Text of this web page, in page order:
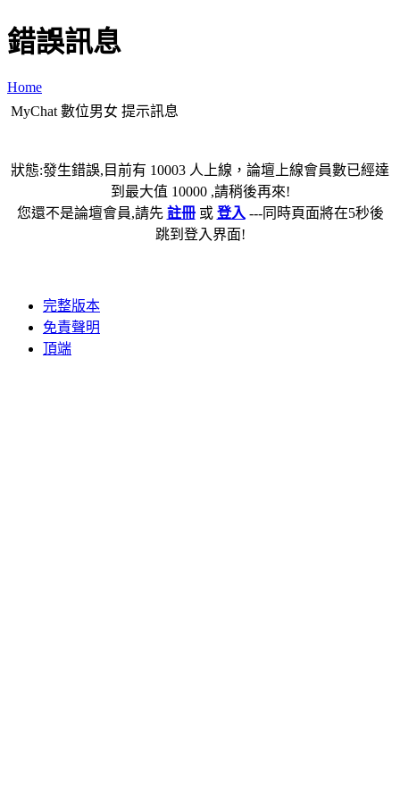
錯誤訊息
Home
MyChat 數位男女 提示訊息
狀態:發生錯誤,目前有 10003 人上線，論壇上線會員數已經達
到最大值 10000 ,請稍後再來!
您還不是論壇會員,請先 註冊或 登入 ---同時頁面將在5秒後
跳到登入界面!
完整版本
免責聲明
頂端